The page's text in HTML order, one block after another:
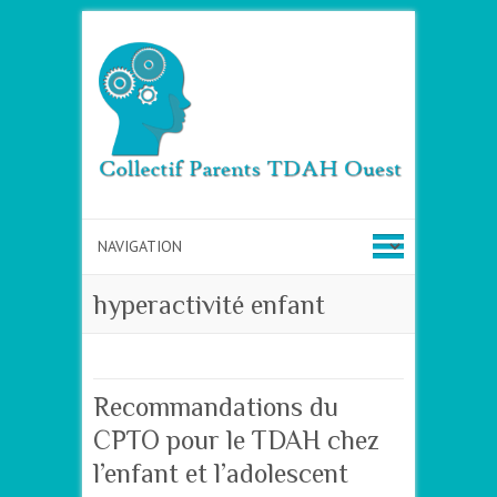
hyperactivité enfant
Recommandations du
CPTO pour le TDAH chez
l’enfant et l’adolescent